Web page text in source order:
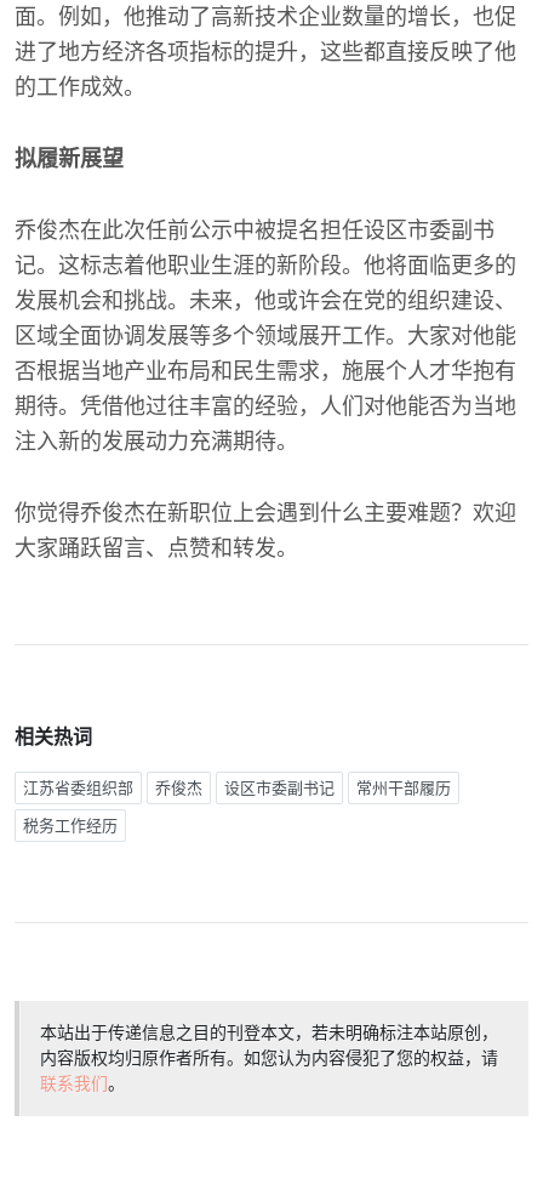
面。例如，他推动了高新技术企业数量的增长，也促
进了地方经济各项指标的提升，这些都直接反映了他
的工作成效。
拟履新展望
乔俊杰在此次任前公示中被提名担任设区市委副书
记。这标志着他职业生涯的新阶段。他将面临更多的
发展机会和挑战。未来，他或许会在党的组织建设、
区域全面协调发展等多个领域展开工作。大家对他能
否根据当地产业布局和民生需求，施展个人才华抱有
期待。凭借他过往丰富的经验，人们对他能否为当地
注入新的发展动力充满期待。
你觉得乔俊杰在新职位上会遇到什么主要难题？欢迎
大家踊跃留言、点赞和转发。
相关热词
江苏省委组织部 乔俊杰 设区市委副书记 常州干部履历
税务工作经历
本站出于传递信息之目的刊登本文，若未明确标注本站原创，
内容版权均归原作者所有。如您认为内容侵犯了您的权益，请
联系我们。